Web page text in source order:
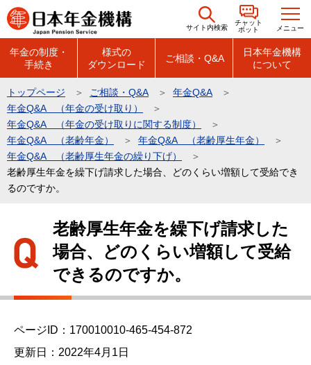
こ
の
の
先
頭
で
す
サイト内検索
チャット
ボット
メニュー
年金の制度・
手続き
様式の
ダウンロード
ご相談・Q&A
日本年金機構
について
トップページ ご相談・Q&A
年金Q&A
年金Q&A （年金の受け取り）
年金Q&A （年金の受け取りに関する制度）
年金Q&A （老齢年金）
年金Q&A （老齢厚生年金）
年金Q&A （老齢厚生年金の繰り下げ）
老齢厚生年金を繰下げ請求した場合、どのくらい増額して受給でき
るのですか。
老齢厚生年金を繰下げ請求した
場合、どのくらい増額して受給
できるのですか。
ページID：170010010-465-454-872
更新日：2022年4月1日